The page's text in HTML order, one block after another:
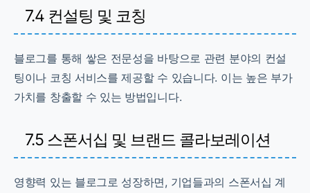
7.4 컨설팅 및 코칭
블로그를 통해 쌓은 전문성을 바탕으로 관련 분야의 컨설
팅이나 코칭 서비스를 제공할 수 있습니다. 이는 높은 부가
가치를 창출할 수 있는 방법입니다.
7.5 스폰서십 및 브랜드 콜라보레이션
영향력 있는 블로그로 성장하면, 기업들과의 스폰서십 계